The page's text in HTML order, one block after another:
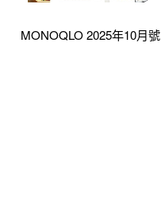
MONOQLO 2025年10月號